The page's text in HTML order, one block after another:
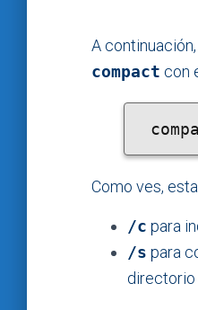
A
compact con
Como ves,
/c para
/s para
directorio